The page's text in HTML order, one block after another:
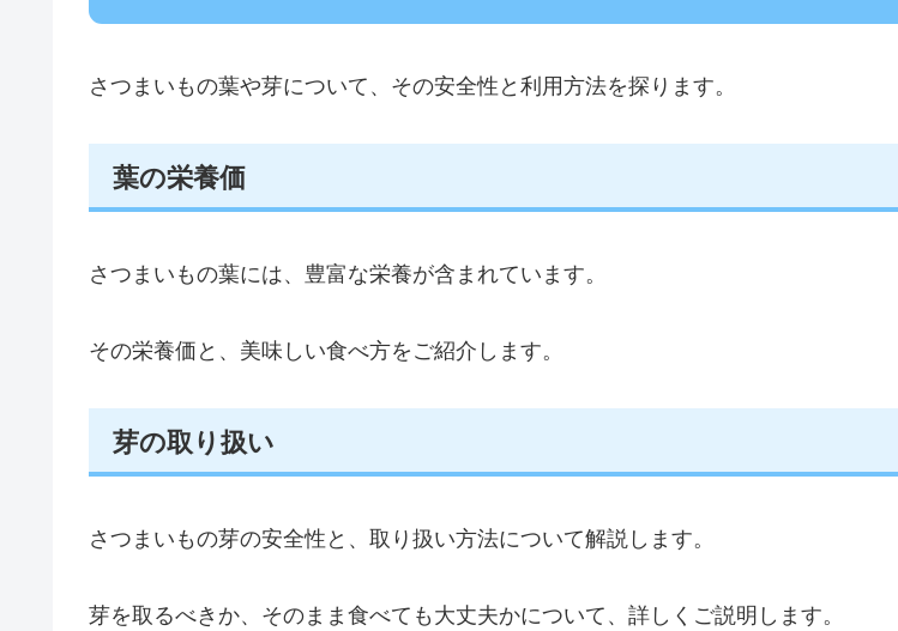
さつまいもの葉や芽について、その安全性と利用方法を探ります。
葉の栄養価
さつまいもの葉には、豊富な栄養が含まれています。
その栄養価と、美味しい食べ方をご紹介します。
芽の取り扱い
さつまいもの芽の安全性と、取り扱い方法について解説します。
芽を取るべきか、そのまま食べても大丈夫かについて、詳しくご説明します。